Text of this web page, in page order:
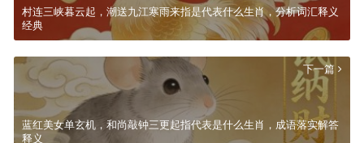
村连三峡暮云起，潮送九江寒雨来指是代表什么生肖，分析词汇释义
经典
下一篇
蓝红美女单玄机，和尚敲钟三更起指代表是什么生肖，成语落实解答
释义